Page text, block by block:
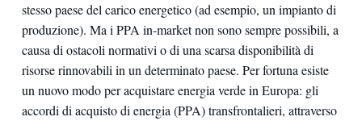
stesso paese del carico energetico (ad esempio, un impianto di
produzione). Ma i PPA in-market non sono sempre possibili, a
causa di ostacoli normativi o di una scarsa disponibilità di
risorse rinnovabili in un determinato paese. Per fortuna esiste
un nuovo modo per acquistare energia verde in Europa: gli
accordi di acquisto di energia (PPA) transfrontalieri, attraverso